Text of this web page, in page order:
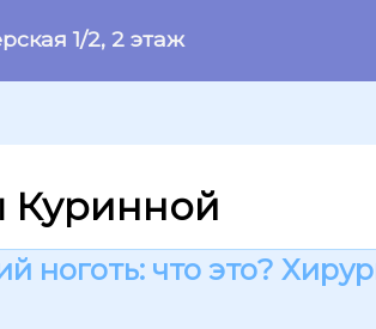
1/2, 2 этаж
Куринной
ноготь: что это?